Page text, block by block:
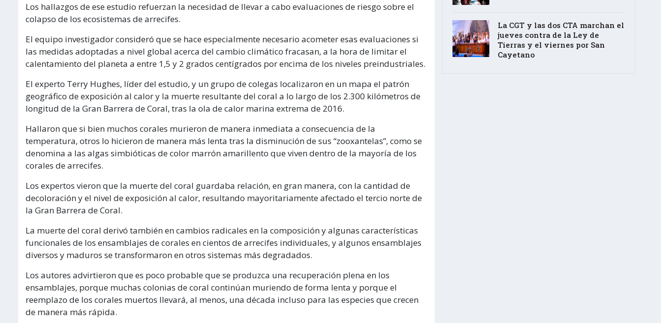
Los hallazgos de ese estudio refuerzan la necesidad de llevar a cabo evaluaciones de riesgo sobre el
colapso de los ecosistemas de arrecifes.
El equipo investigador consideró que se hace especialmente necesario acometer esas evaluaciones si
las medidas adoptadas a nivel global acerca del cambio climático fracasan, a la hora de limitar el
calentamiento del planeta a entre 1,5 y 2 grados centígrados por encima de los niveles preindustriales.
El experto Terry Hughes, líder del estudio, y un grupo de colegas localizaron en un mapa el patrón
geográfico de exposición al calor y la muerte resultante del coral a lo largo de los 2.300 kilómetros de
longitud de la Gran Barrera de Coral, tras la ola de calor marina extrema de 2016.
Hallaron que si bien muchos corales murieron de manera inmediata a consecuencia de la
temperatura, otros lo hicieron de manera más lenta tras la disminución de sus “zooxantelas”, como se
denomina a las algas simbióticas de color marrón amarillento que viven dentro de la mayoría de los
corales de arrecifes.
Los expertos vieron que la muerte del coral guardaba relación, en gran manera, con la cantidad de
decoloración y el nivel de exposición al calor, resultando mayoritariamente afectado el tercio norte de
la Gran Barrera de Coral.
La muerte del coral derivó también en cambios radicales en la composición y algunas características
funcionales de los ensamblajes de corales en cientos de arrecifes individuales, y algunos ensamblajes
diversos y maduros se transformaron en otros sistemas más degradados.
Los autores advirtieron que es poco probable que se produzca una recuperación plena en los
ensamblajes, porque muchas colonias de coral continúan muriendo de forma lenta y porque el
reemplazo de los corales muertos llevará, al menos, una década incluso para las especies que crecen
de manera más rápida.
La CGT y las dos CTA marchan el
jueves contra de la Ley de
Tierras y el viernes por San
Cayetano